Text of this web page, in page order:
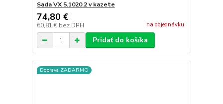
Sada VX 5.1020.2 v kazete
74,80 €
60,81 € bez DPH na objednávku
Pridať do košíka
Doprava ZADARMO